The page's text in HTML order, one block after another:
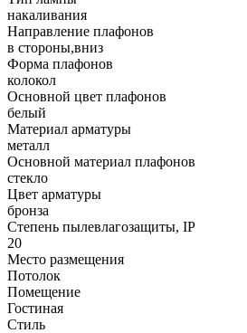
накаливания
Направление плафонов
в стороны,вниз
Форма плафонов
колокол
Основной цвет плафонов
белый
Материал арматуры
металл
Основной материал плафонов
стекло
Цвет арматуры
бронза
Степень пылевлагозащиты, IP
20
Место размещения
Потолок
Помещение
Гостиная
Стиль